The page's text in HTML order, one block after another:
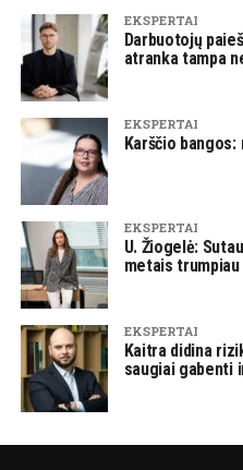
EKSPERTAI
Darbuotojų
atranka tampa
EKSPERTAI
Karščio
EKSPERTAI
U. Žiogelė:
metais trumpiau
EKSPERTAI
Kaitra didina
saugiai gabenti